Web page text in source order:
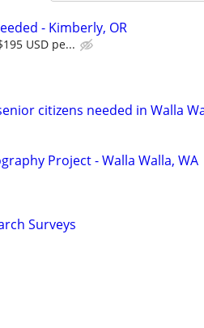
- Kimberly, OR
USD pe...
citizens needed in Walla
Project - Walla Walla, WA
Surveys